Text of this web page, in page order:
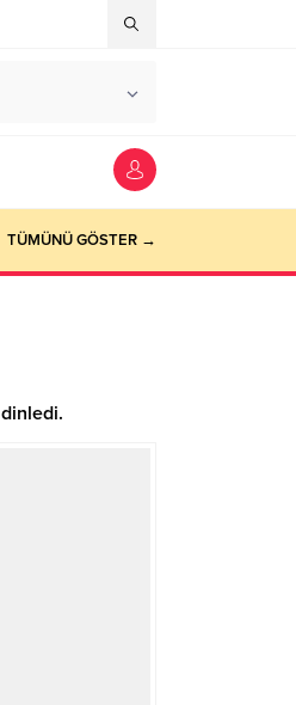
TÜMÜNÜ GÖSTER →